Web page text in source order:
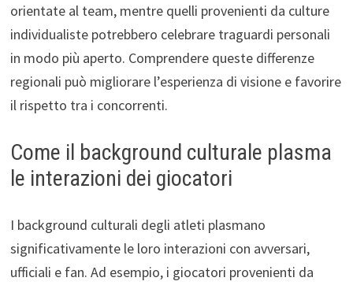
orientate al team, mentre quelli provenienti da culture
individualiste potrebbero celebrare traguardi personali
in modo più aperto. Comprendere queste differenze
regionali può migliorare l’esperienza di visione e favorire
il rispetto tra i concorrenti.
Come il background culturale plasma
le interazioni dei giocatori
I background culturali degli atleti plasmano
significativamente le loro interazioni con avversari,
ufficiali e fan. Ad esempio, i giocatori provenienti da